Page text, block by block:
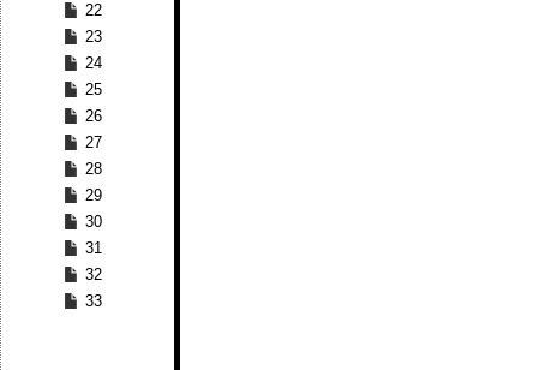
22
23
24
25
26
27
28
29
30
31
32
33